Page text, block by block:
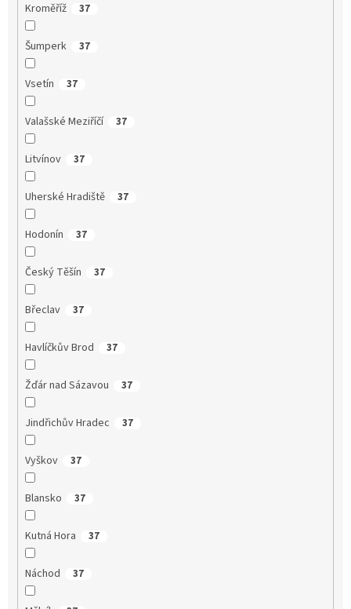
Kroměříž 37
Šumperk 37
Vsetín 37
Valašské Meziříčí 37
Litvínov 37
Uherské Hradiště 37
Hodonín 37
Český Těšín 37
Břeclav 37
Havlíčkův Brod 37
Žďár nad Sázavou 37
Jindřichův Hradec 37
Vyškov 37
Blansko 37
Kutná Hora 37
Náchod 37